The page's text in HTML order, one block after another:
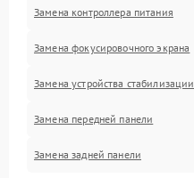
Замена контроллера питания
Замена фокусировочного экрана
Замена устройства стабилизации
Замена передней панели
Замена задней панели